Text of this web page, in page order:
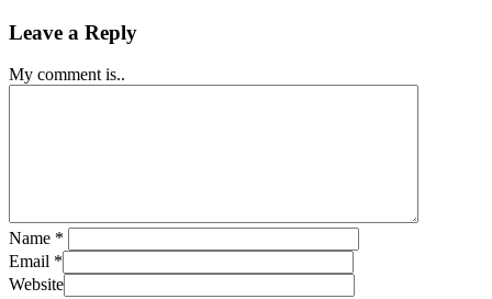
Leave a Reply
My comment is..
Name *
Email *
Website